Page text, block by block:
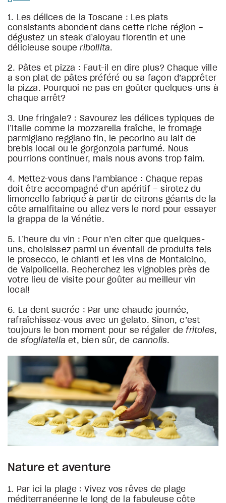
1. Les délices de la Toscane : Les plats
consistants abondent dans cette riche région –
dégustez un steak d’aloyau florentin et une
délicieuse souperibollita.
2. Pâtes et pizza : Faut-il en dire plus? Chaque ville
a son plat de pâtes préféré ou sa façon d’apprêter
la pizza. Pourquoi ne pas en goûter quelques-uns à
chaque arrêt?
3. Une fringale? : Savourez les délices typiques de
l’Italie comme la mozzarella fraîche, le fromage
parmigiano reggiano fin, le pecorino au lait de
brebis local ou le gorgonzola parfumé. Nous
pourrions continuer, mais nous avons trop faim.
4. Mettez-vous dans l’ambiance : Chaque repas
doit être accompagné d’un apéritif – sirotez du
limoncello fabriqué à partir de citrons géants de la
côte amalfitaine ou allez vers le nord pour essayer
la grappa de la Vénétie.
5. L’heure du vin : Pour n’en citer que quelques-
uns, choisissez parmi un éventail de produits tels
le prosecco, le chianti et les vins de Montalcino,
de Valpolicella. Recherchez les vignobles près de
votre lieu de visite pour goûter au meilleur vin
local!
6. La dent sucrée : Par une chaude journée,
rafraîchissez-vous avec un gelato. Sinon, c’est
toujours le bon moment pour se régaler defritoles,
de sfogliatella et, bien sûr, de cannolis.
Nature et aventure
1. Par ici la plage : Vivez vos rêves de plage
méditerranéenne le long de la fabuleuse côte